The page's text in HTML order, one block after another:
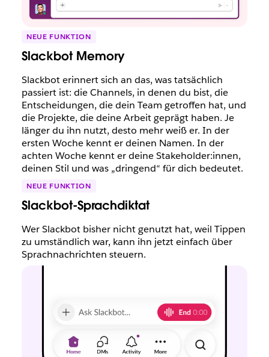
NEUE FUNKTION
Slackbot Memory
Slackbot erinnert sich an das, was tatsächlich
passiert ist: die Channels, in denen du bist, die
Entscheidungen, die dein Team getroffen hat, und
die Projekte, die deine Arbeit geprägt haben. Je
länger du ihn nutzt, desto mehr weiß er. In der
ersten Woche kennt er deinen Namen. In der
achten Woche kennt er deine Stakeholder:innen,
deinen Stil und was „dringend“ für dich bedeutet.
NEUE FUNKTION
Slackbot-Sprachdiktat
Wer Slackbot bisher nicht genutzt hat, weil Tippen
zu umständlich war, kann ihn jetzt einfach über
Sprachnachrichten steuern.